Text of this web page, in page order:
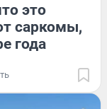
это
саркомы,
года